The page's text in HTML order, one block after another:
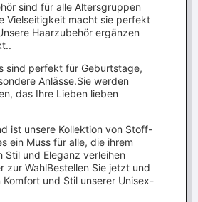
sind für alle Altersgruppen
Vielseitigkeit macht sie perfekt
Haarzubehör ergänzen
sind perfekt für Geburtstage,
Anlässe.Sie werden
das Ihre Lieben lieben
ist unsere Kollektion von Stoff-
ein Muss für alle, die ihrem
Stil und Eleganz verleihen
zur WahlBestellen Sie jetzt und
und Stil unserer Unisex-